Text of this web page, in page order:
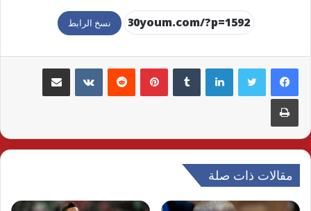
نسخ الرابط
لينكدإن بينتيريست مشاركة عبر البريد
طباعة
مقالات ذات صلة